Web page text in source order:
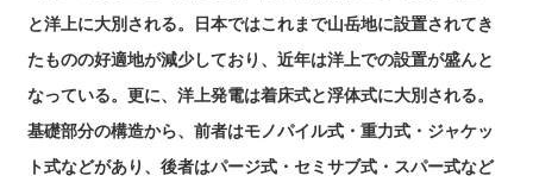
と洋上に大別される。日本ではこれまで山岳地に設置されてき
たものの好適地が減少しており、近年は洋上での設置が盛んと
なっている。更に、洋上発電は着床式と浮体式に大別される。
基礎部分の構造から、前者はモノパイル式・重力式・ジャケッ
ト式などがあり、後者はパージ式・セミサブ式・スパー式など